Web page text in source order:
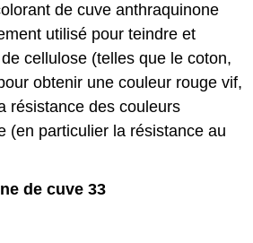
de cuve anthraquinone
utilisé pour teindre et
cellulose (telles que le coton,
obtenir une couleur rouge vif,
résistance des couleurs
(en particulier la résistance au
de cuve 33